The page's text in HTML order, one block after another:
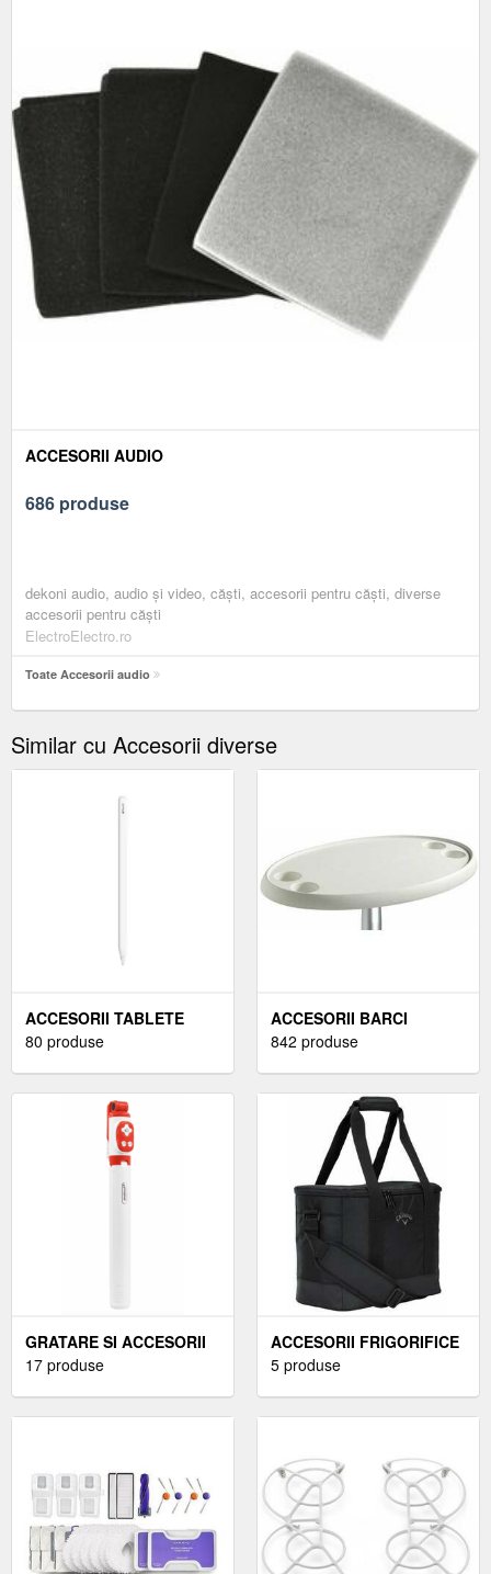
ACCESORII AUDIO
686 produse
dekoni audio, audio și video, căști, accesorii pentru căști, diverse
accesorii pentru căşti
ElectroElectro.ro
Toate Accesorii audio
Similar cu Accesorii diverse
ACCESORII TABLETE
80 produse
ACCESORII BARCI
842 produse
GRATARE SI ACCESORII
17 produse
ACCESORII FRIGORIFICE
5 produse